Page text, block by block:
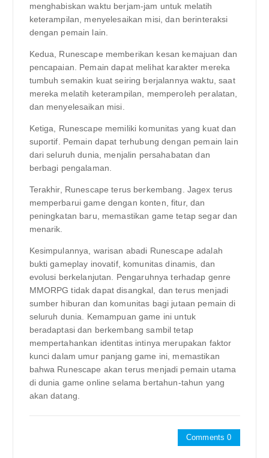
menghabiskan waktu berjam-jam untuk melatih
keterampilan, menyelesaikan misi, dan berinteraksi
dengan pemain lain.
Kedua, Runescape memberikan kesan kemajuan dan
pencapaian. Pemain dapat melihat karakter mereka
tumbuh semakin kuat seiring berjalannya waktu, saat
mereka melatih keterampilan, memperoleh peralatan,
dan menyelesaikan misi.
Ketiga, Runescape memiliki komunitas yang kuat dan
suportif. Pemain dapat terhubung dengan pemain lain
dari seluruh dunia, menjalin persahabatan dan
berbagi pengalaman.
Terakhir, Runescape terus berkembang. Jagex terus
memperbarui game dengan konten, fitur, dan
peningkatan baru, memastikan game tetap segar dan
menarik.
Kesimpulannya, warisan abadi Runescape adalah
bukti gameplay inovatif, komunitas dinamis, dan
evolusi berkelanjutan. Pengaruhnya terhadap genre
MMORPG tidak dapat disangkal, dan terus menjadi
sumber hiburan dan komunitas bagi jutaan pemain di
seluruh dunia. Kemampuan game ini untuk
beradaptasi dan berkembang sambil tetap
mempertahankan identitas intinya merupakan faktor
kunci dalam umur panjang game ini, memastikan
bahwa Runescape akan terus menjadi pemain utama
di dunia game online selama bertahun-tahun yang
akan datang.
Comments 0